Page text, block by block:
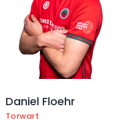
Daniel Floehr
Torwart